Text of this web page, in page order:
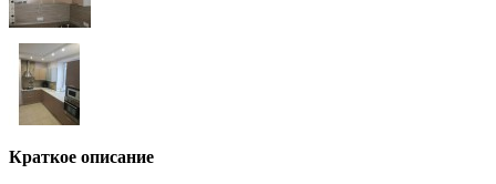
Краткое описание